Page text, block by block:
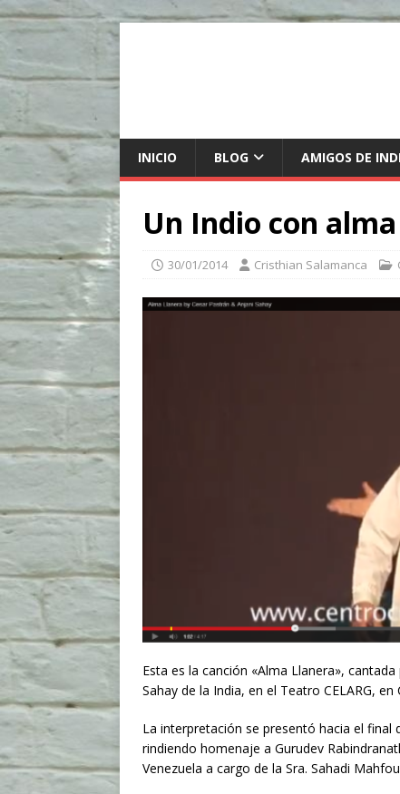
INICIO BLOG AMIGOS DE
Un Indio con
30/01/2014 Cristhian Salamanca
Esta es la canción «Alma Llanera»,
Sahay de la India, en el Teatro CELARG,
La interpretación se presentó hacia el final
rindiendo homenaje a Gurudev
Venezuela a cargo de la Sra. Sahadi